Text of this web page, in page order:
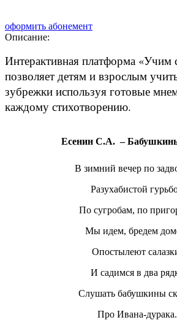
оформить абонемент
Описание:
Интерактивная платформа «Учим
позволяет детям и взрослым
зубрежки используя готовые
каждому стихотворению.
Есенин С.А. –
В зимний вечер по
Разухабистой
По сугробам, по
Мы идем, бредем
Опостылеют
И садимся в два
Слушать бабушкины
Про Ивана-дурака.